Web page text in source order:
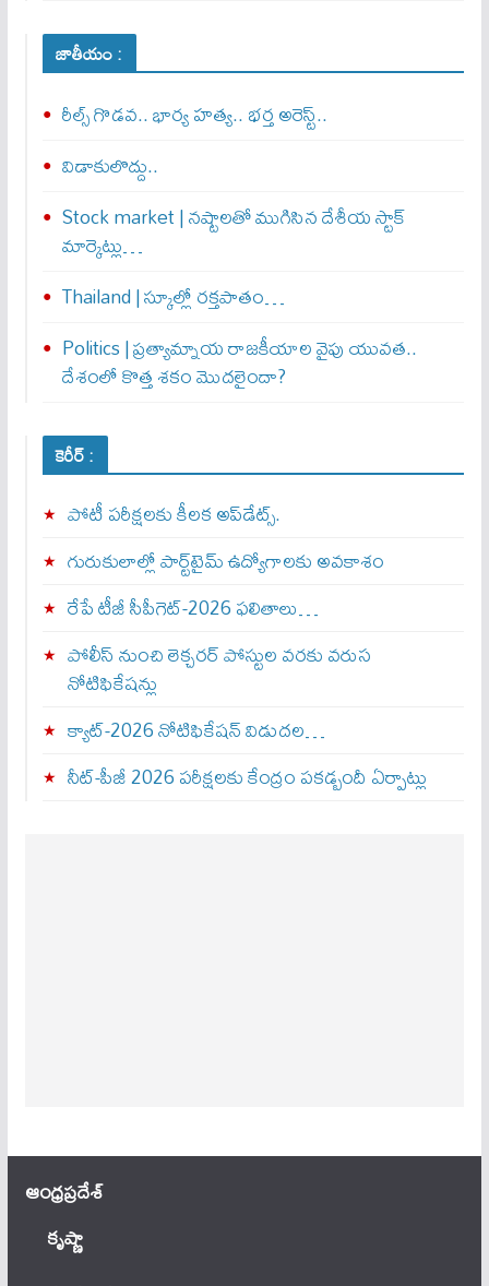
జాతీయం :
రీల్స్ గొడవ.. భార్య హత్య.. భర్త అరెస్ట్..
విడాకులొద్దు..
Stock market | నష్టాలతో ముగిసిన దేశీయ స్టాక్
మార్కెట్లు…
Thailand | స్కూల్లో రక్తపాతం…
Politics | ప్రత్యామ్నాయ రాజకీయాల వైపు యువత..
దేశంలో కొత్త శకం మొదలైందా?
కెరీర్ :
పోటీ పరీక్షలకు కీలక అప్‌డేట్స్.
గురుకులాల్లో పార్ట్‌టైమ్ ఉద్యోగాలకు అవకాశం
రేపే టీజీ సీపీగెట్‌-2026 ఫలితాలు…
పోలీస్ నుంచి లెక్చరర్ పోస్టుల వరకు వరుస
నోటిఫికేషన్లు
క్యాట్-2026 నోటిఫికేషన్ విడుదల…
నీట్-పీజీ 2026 పరీక్షలకు కేంద్రం పకడ్బందీ ఏర్పాట్లు
ఆంధ్ర‌ప్ర‌దేశ్
కృష్ణా